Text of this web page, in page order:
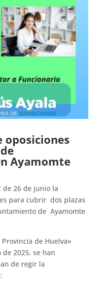
oposiciones
Ayamomte
de 26 de junio la
para cubrir dos plazas
de Ayamomte
de Huelva»
2025, se han
de regir la